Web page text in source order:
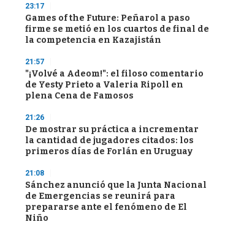
23:17
Games of the Future: Peñarol a paso
firme se metió en los cuartos de final de
la competencia en Kazajistán
21:57
"¡Volvé a Adeom!": el filoso comentario
de Yesty Prieto a Valeria Ripoll en
plena Cena de Famosos
21:26
De mostrar su práctica a incrementar
la cantidad de jugadores citados: los
primeros días de Forlán en Uruguay
21:08
Sánchez anunció que la Junta Nacional
de Emergencias se reunirá para
prepararse ante el fenómeno de El
Niño